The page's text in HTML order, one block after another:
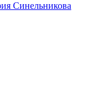
Синельникова